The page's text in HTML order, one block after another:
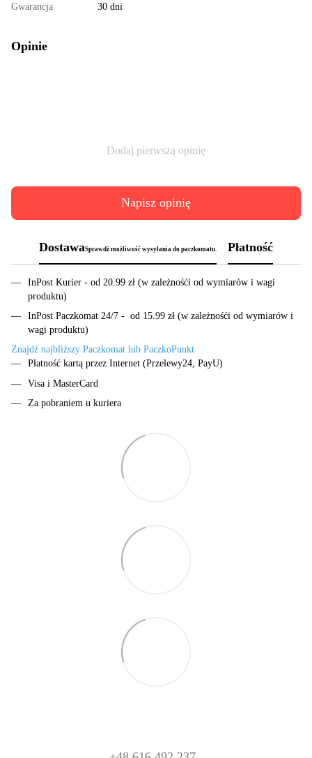
Gwarancja
30 dni
Opinie
Dodaj pierwszą opinię
Napisz opinię
DostawaSprawdż możliwość wysyłania do paczkomatu. Płatność
InPost Kurier - od 20.99 zł (w zależnośći od wymiarów i wagi
produktu)
InPost Paczkomat 24/7 - od 15.99 zł (w zależnośći od wymiarów i
wagi produktu)
Znajdź najbliższy Paczkomat lub PaczkoPunkt
Płatność kartą przez Internet (Przelewy24, PayU)
Visa i MasterCard
Za pobraniem u kuriera